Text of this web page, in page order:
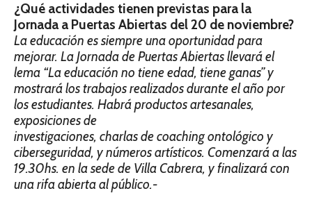
¿Qué actividades tienen previstas para la
Jornada a Puertas Abiertas del 20 de noviembre?
La educación es siempre una oportunidad para
mejorar. La Jornada de Puertas Abiertas llevará el
lema “La educación no tiene edad, tiene ganas” y
mostrará los trabajos realizados durante el año por
los estudiantes. Habrá productos artesanales,
exposiciones de
investi­gaciones, charlas de coaching ontológico y
ciberseguridad, y números artísticos. Comenza­rá a las
19.30hs. en la sede de Villa Cabrera, y finalizará con
una rifa abierta al público.-